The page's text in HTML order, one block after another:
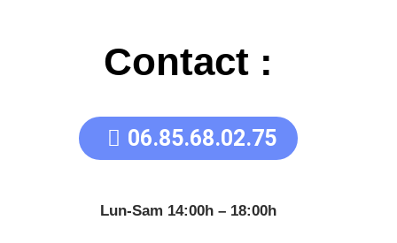
Contact :
06.85.68.02.75
Lun-Sam 14:00h – 18:00h